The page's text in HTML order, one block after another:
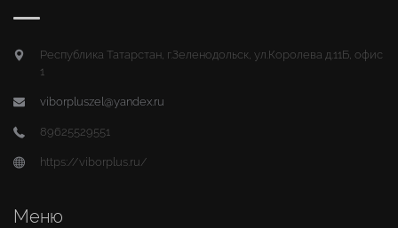
Республика Татарстан, г.Зеленодольск, ул.Королева д.11Б, офис
1
viborpluszel@yandex.ru
89625529551
https://viborplus.ru/
Меню